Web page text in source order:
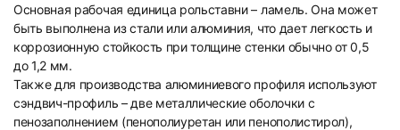
Основная рабочая единица рольставни – ламель. Она может
быть выполнена из стали или алюминия, что дает легкость и
коррозионную стойкость при толщине стенки обычно от 0,5
до 1,2 мм.
Также для производства алюминиевого профиля используют
сэндвич-профиль – две металлические оболочки с
пенозаполнением (пенополиуретан или пенополистирол),